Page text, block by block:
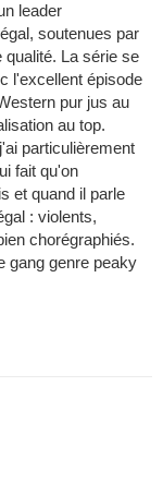
leader
soutenues par
qualité. La série se
l'excellent épisode
pur jus au
au top.
particulièrement
fait qu'on
et quand il parle
: violents,
chorégraphiés.
gang genre peaky